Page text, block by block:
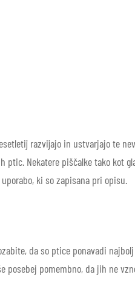
razvijajo in ustvarjajo te
Nekatere piščalke tako kot
ki so zapisana pri opisu.
da so ptice ponavadi
posebej pomembno, da jih ne